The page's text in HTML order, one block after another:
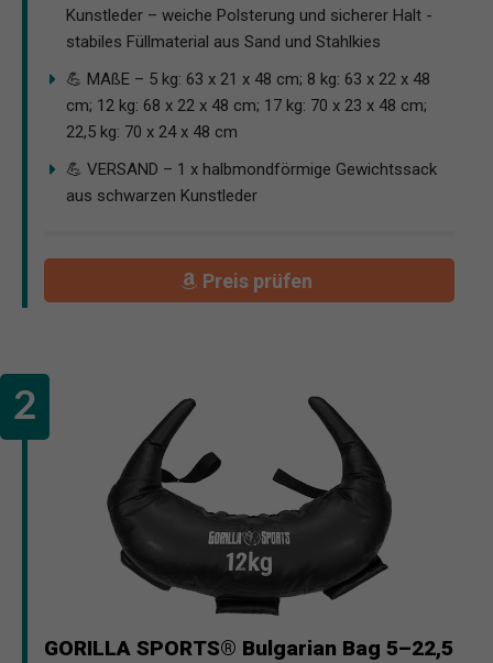
Kunstleder – weiche Polsterung und sicherer Halt -
stabiles Füllmaterial aus Sand und Stahlkies
💪 MAßE – 5 kg: 63 x 21 x 48 cm; 8 kg: 63 x 22 x 48
cm; 12 kg: 68 x 22 x 48 cm; 17 kg: 70 x 23 x 48 cm;
22,5 kg: 70 x 24 x 48 cm
💪 VERSAND – 1 x halbmondförmige Gewichtssack
aus schwarzen Kunstleder
Preis prüfen
GORILLA SPORTS® Bulgarian Bag 5–22,5